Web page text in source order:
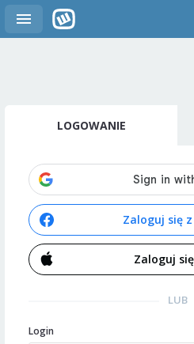
LOGOWANIE
Zaloguj się
Zaloguj
LUB
Login